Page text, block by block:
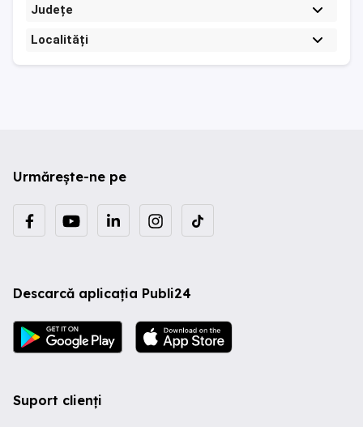
Județe
Localități
Urmărește-ne pe
Descarcă aplicația Publi24
Suport clienți